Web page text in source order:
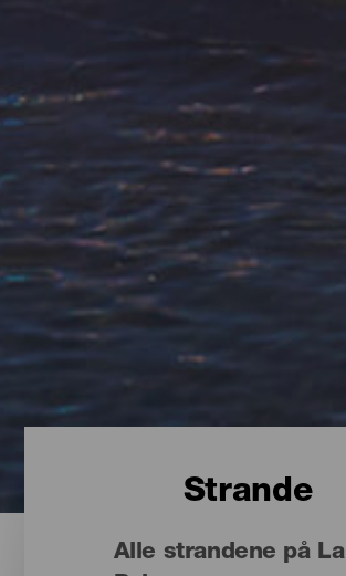
Strande
Alle strandene på La